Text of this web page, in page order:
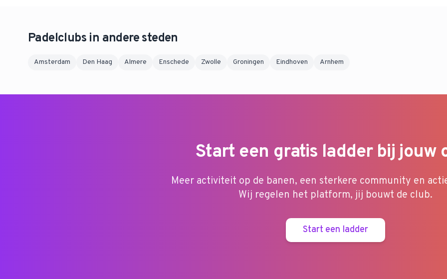
Padelclubs in andere steden
Amsterdam Den Haag Almere Enschede Zwolle Groningen Eindhoven Arnhem
Start een gratis ladder bij jouw
Meer activiteit op de banen, een sterkere community en
Wij regelen het platform, jij bouwt de club.
Start een ladder